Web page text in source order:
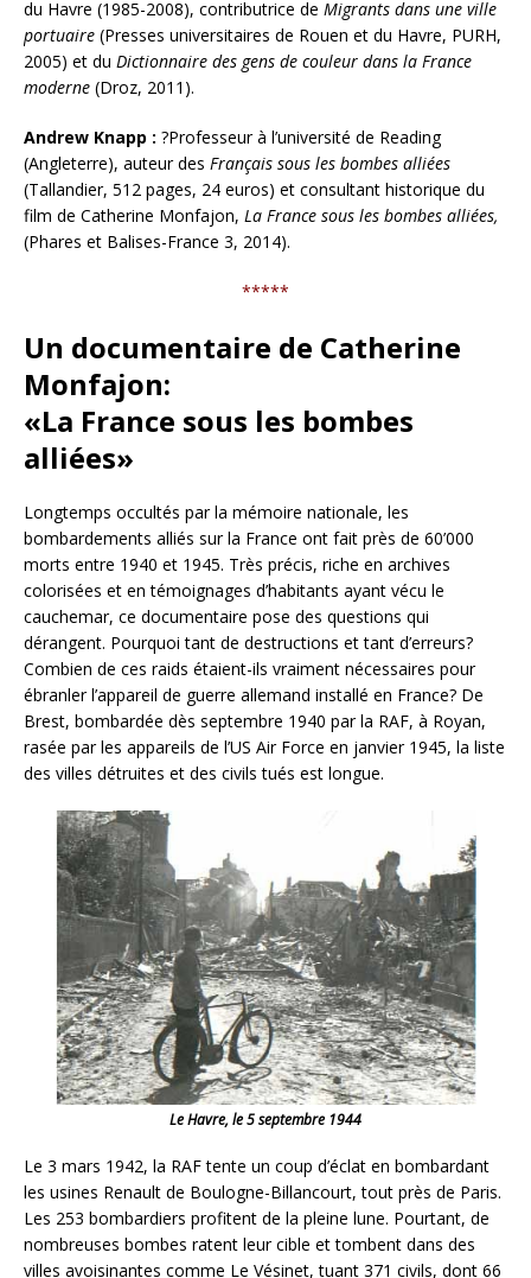
du Havre (1985-2008), contributrice de Migrants dans une ville
portuaire (Presses universitaires de Rouen et du Havre, PURH,
2005) et du Dictionnaire des gens de couleur dans la France
moderne (Droz, 2011).
Andrew Knapp : ?Professeur à l’université de Reading
(Angleterre), auteur des Français sous les bombes alliées
(Tallandier, 512 pages, 24 euros) et consultant historique du
film de Catherine Monfajon, La France sous les bombes alliées,
(Phares et Balises-France 3, 2014).
*****
Un documentaire de Catherine
Monfajon:
«La France sous les bombes
alliées»
Longtemps occultés par la mémoire nationale, les
bombardements alliés sur la France ont fait près de 60’000
morts entre 1940 et 1945. Très précis, riche en archives
colorisées et en témoignages d’habitants ayant vécu le
cauchemar, ce documentaire pose des questions qui
dérangent. Pourquoi tant de destructions et tant d’erreurs?
Combien de ces raids étaient-ils vraiment nécessaires pour
ébranler l’appareil de guerre allemand installé en France? De
Brest, bombardée dès septembre 1940 par la RAF, à Royan,
rasée par les appareils de l’US Air Force en janvier 1945, la liste
des villes détruites et des civils tués est longue.
Le Havre, le 5 septembre 1944
Le 3 mars 1942, la RAF tente un coup d’éclat en bombardant
les usines Renault de Boulogne-Billancourt, tout près de Paris.
Les 253 bombardiers profitent de la pleine lune. Pourtant, de
nombreuses bombes ratent leur cible et tombent dans des
villes avoisinantes comme Le Vésinet, tuant 371 civils, dont 66